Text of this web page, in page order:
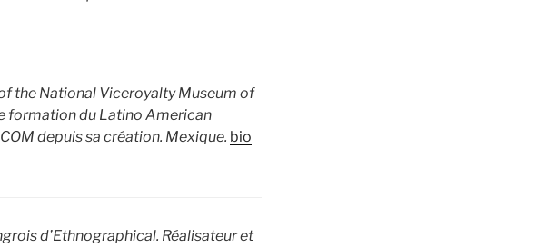
the National Viceroyalty Museum of
formation du Latino American
depuis sa création. Mexique. bio
d’Ethnographical. Réalisateur et